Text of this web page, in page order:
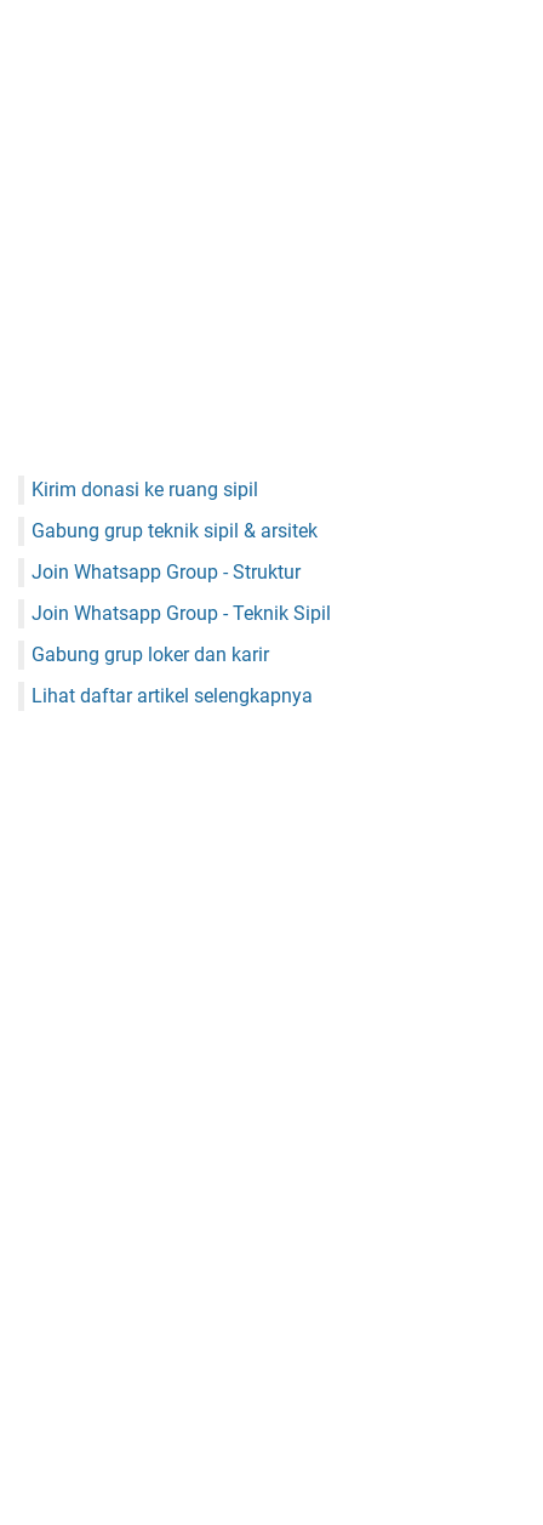
Kirim donasi ke ruang sipil
Gabung grup teknik sipil & arsitek
Join Whatsapp Group - Struktur
Join Whatsapp Group - Teknik Sipil
Gabung grup loker dan karir
Lihat daftar artikel selengkapnya